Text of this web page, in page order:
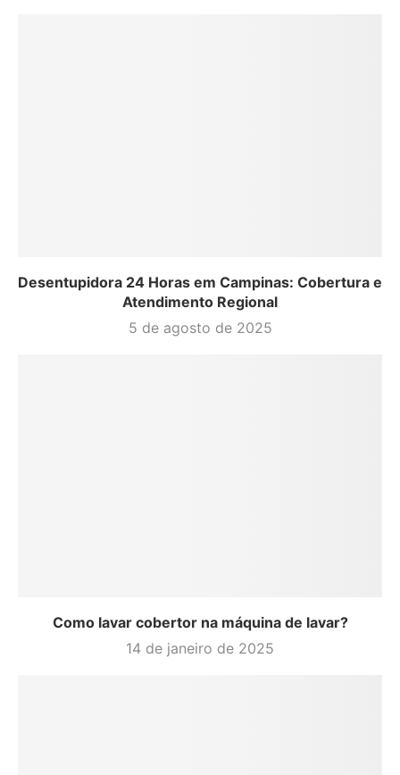
Desentupidora 24 Horas em Campinas: Cobertura e
Atendimento Regional
5 de agosto de 2025
Como lavar cobertor na máquina de lavar?
14 de janeiro de 2025